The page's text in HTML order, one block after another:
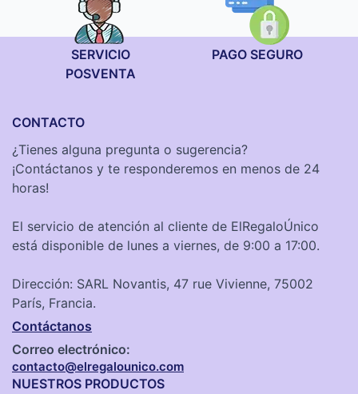
SERVICIO
POSVENTA
PAGO SEGURO
CONTACTO
¿Tienes alguna pregunta o sugerencia?
¡Contáctanos y te responderemos en menos de 24
horas!
El servicio de atención al cliente de ElRegaloÚnico
está disponible de lunes a viernes, de 9:00 a 17:00.
Dirección: SARL Novantis, 47 rue Vivienne, 75002
París, Francia.
Contáctanos
Correo electrónico:
contacto@elregalounico.com
NUESTROS PRODUCTOS